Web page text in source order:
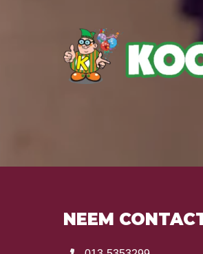
NEEM